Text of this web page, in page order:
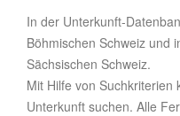
In der Unterkunft-
Böhmischen Schweiz und
Sächsischen Schweiz.
Mit Hilfe von Suchkriterien
Unterkunft suchen. Alle